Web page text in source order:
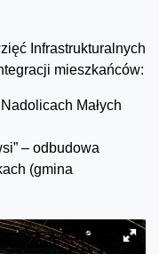
Infrastrukturalnych
mieszkańców:
Małych
– odbudowa
(gmina